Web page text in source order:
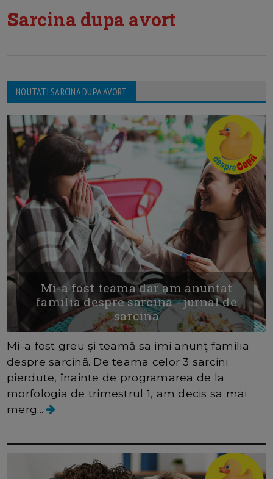
sarcina dupa avort
NOUTATI SARCINA DUPA AVORT
Mi-a fost teama dar am anuntat
familia despre sarcina - jurnal de
sarcina
Mi-a fost greu și teamă sa imi anunț familia
despre sarcină. De teama celor 3 sarcini
pierdute, înainte de programarea de la
morfologia de trimestrul 1, am decis sa mai
merg...